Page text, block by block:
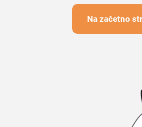
Na začetno